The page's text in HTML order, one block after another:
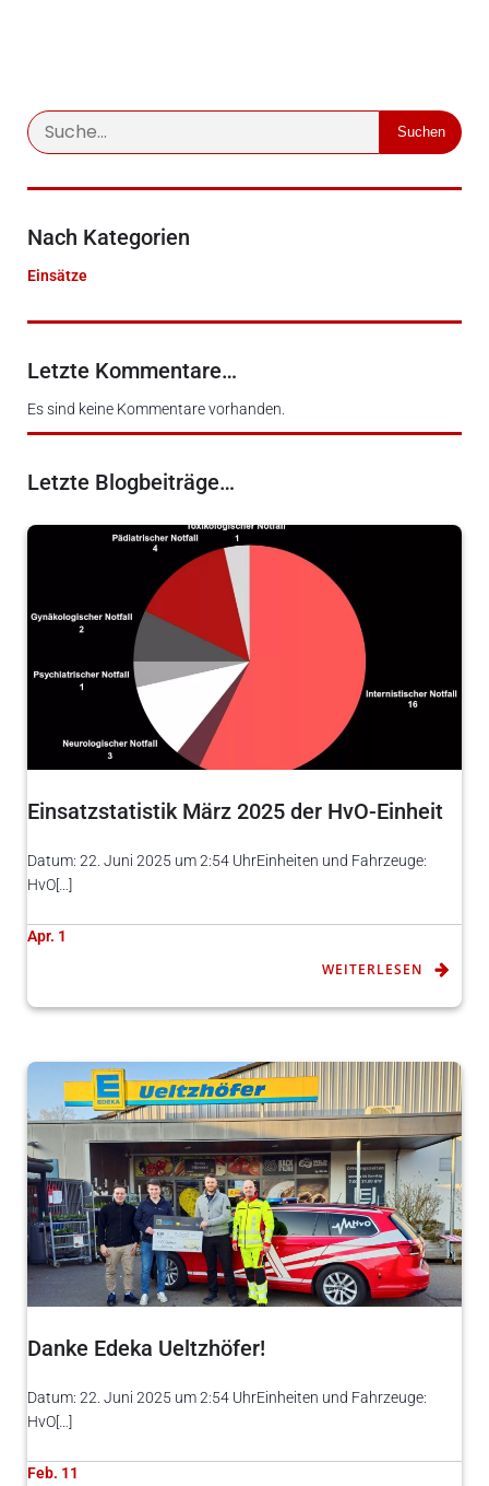
Suchen
Nach Kategorien
Einsätze
Letzte Kommentare…
Es sind keine Kommentare vorhanden.
Letzte Blogbeiträge…
Einsatzstatistik März 2025 der HvO-Einheit
Datum: 22. Juni 2025 um 2:54 UhrEinheiten und Fahrzeuge:
HvO[…]
Apr. 1
WEITERLESEN
Danke Edeka Ueltzhöfer!
Datum: 22. Juni 2025 um 2:54 UhrEinheiten und Fahrzeuge:
HvO[…]
Feb. 11